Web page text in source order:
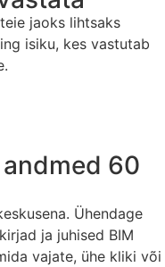
jaoks lihtsaks
isiku, kes vastutab
60
Ühendage
ja juhised BIM
vajate, ühe kliki või